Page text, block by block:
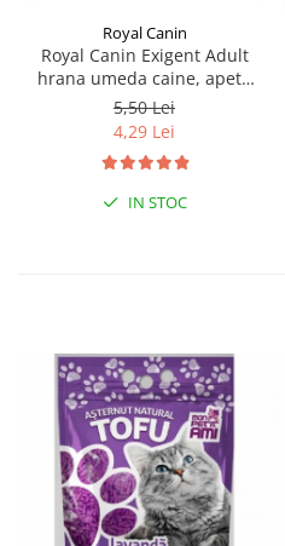
Royal Canin
Royal Canin Exigent Adult
hrana umeda caine, apetit
capricios (Loaf), 85 g
5,50 Lei
4,29 Lei
IN STOC